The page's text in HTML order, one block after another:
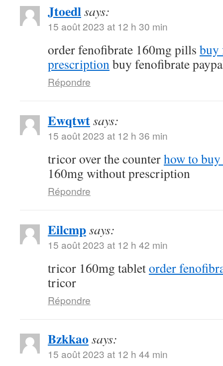
Jtoedlsays:
15 août 2023 at 12 h 30 min
order fenofibrate 160mg pills buy
prescriptionbuy fenofibrate
Répondre
Ewqtwtsays:
15 août 2023 at 12 h 36 min
tricor over the counterhow to
160mg without prescription
Répondre
Eilcmpsays:
15 août 2023 at 12 h 42 min
tricor 160mg tabletorder
tricor
Répondre
Bzkkao says:
15 août 2023 at 12 h 44 min